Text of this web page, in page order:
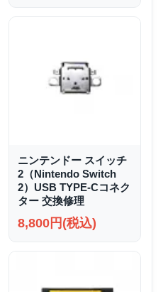
ニンテンドー スイッチ
2（Nintendo Switch
2）USB TYPE-Cコネク
ター 交換修理
8,800円(税込)